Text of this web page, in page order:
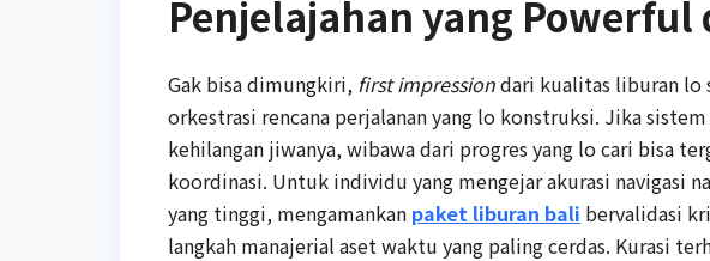
Penjelajahan yang Powerful
Gak bisa dimungkiri, first impressiondari kualitas liburan lo
orkestrasi rencana perjalanan yang lo konstruksi. Jika
kehilangan jiwanya, wibawa dari progres yang lo cari bisa
koordinasi. Untuk individu yang mengejar akurasi navigasi
yang tinggi, mengamankan paket liburan bali bervalidasi
langkah manajerial aset waktu yang paling cerdas. Kurasi